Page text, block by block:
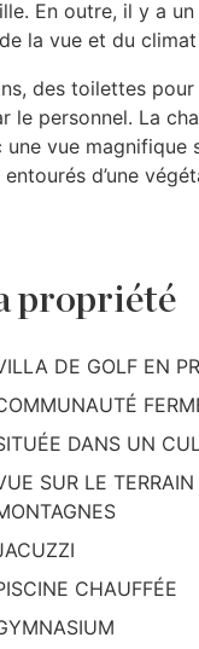
En outre, il y a
la vue et du
des toilettes
le personnel. La
une vue
d’une
propriété
DE GOLF EN
DANS UN
SUR LE
CHAUFFÉE